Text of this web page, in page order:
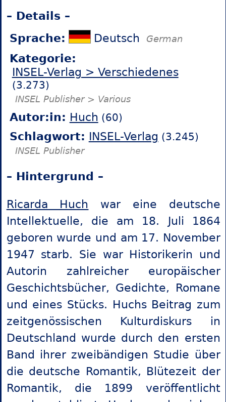
– Details –
Sprache:
Deutsch German
Kategorie:
INSEL-Verlag > Verschiedenes
(3.273)
INSEL Publisher > Various
Autor:in: Huch (60)
Schlagwort: INSEL-Verlag (3.245)
INSEL Publisher
– Hintergrund –
Ricarda Huch war eine deutsche
Intellektuelle, die am 18. Juli 1864
geboren wurde und am 17. November
1947 starb. Sie war Historikerin und
Autorin zahlreicher europäischer
Geschichtsbücher, Gedichte, Romane
und eines Stücks. Huchs Beitrag zum
zeitgenössischen Kulturdiskurs in
Deutschland wurde durch den ersten
Band ihrer zweibändigen Studie über
die deutsche Romantik, Blütezeit der
Romantik, die 1899 veröffentlicht